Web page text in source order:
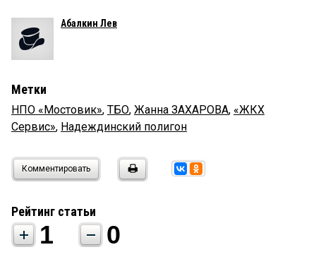
Абалкин Лев
Метки
НПО «Мостовик», ТБО, Жанна ЗАХАРОВА, «ЖКХ
Сервис», Надеждинский полигон
Комментировать
Рейтинг статьи
1 0